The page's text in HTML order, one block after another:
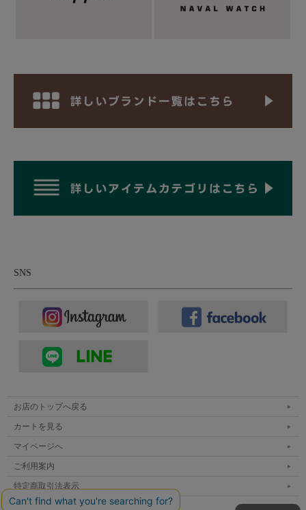
■トップス：
ンT
SNS
お店のトップへ戻る
カートを見る
マイページへ
ご利用案内
特定商取引法表示
個人情報の取扱い